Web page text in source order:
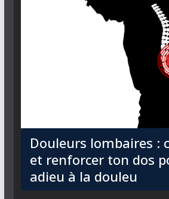
Douleurs lombaires :
et renforcer ton dos
adieu à la douleu